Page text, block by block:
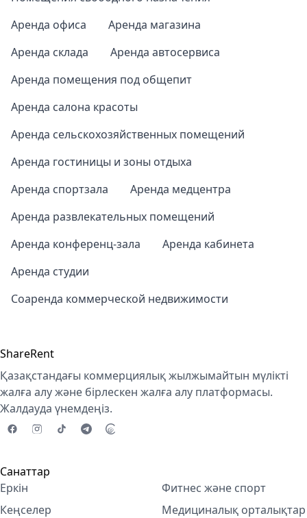
Аренда офиса
Аренда магазина
Аренда склада
Аренда автосервиса
Аренда помещения под общепит
Аренда салона красоты
Аренда сельскохозяйственных помещений
Аренда гостиницы и зоны отдыха
Аренда спортзала
Аренда медцентра
Аренда развлекательных помещений
Аренда конференц-зала
Аренда кабинета
Аренда студии
Соаренда коммерческой недвижимости
ShareRent
Қазақстандағы коммерциялық жылжымайтын мүлікті
жалға алу және бірлескен жалға алу платформасы.
Жалдауда үнемдеңіз.
Санаттар
Еркін
Кеңселер
Фитнес және спорт
Медициналық орталықтар